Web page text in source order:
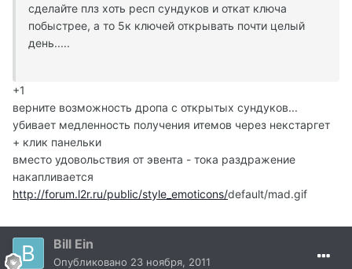
сделайте плз хоть респ сундуков и откат ключа
побыстрее, а то 5к ключей открывать почти целый
день.....
+1
верните возможность дропа с открытых сундуков...
убивает медленность получения итемов через некстаргет
+ клик панельки
вместо удовольствия от эвента - тока раздражение
накапливается
http://forum.l2r.ru/public/style_emoticons/default/mad.gif
Bill Ein
Опубликовано 23 ноября, 2011